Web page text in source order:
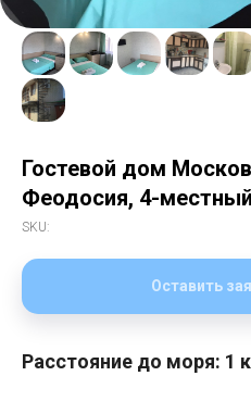
Гостевой дом
Феодосия, 4-
SKU:
Оставить
Расстояние до моря: 1